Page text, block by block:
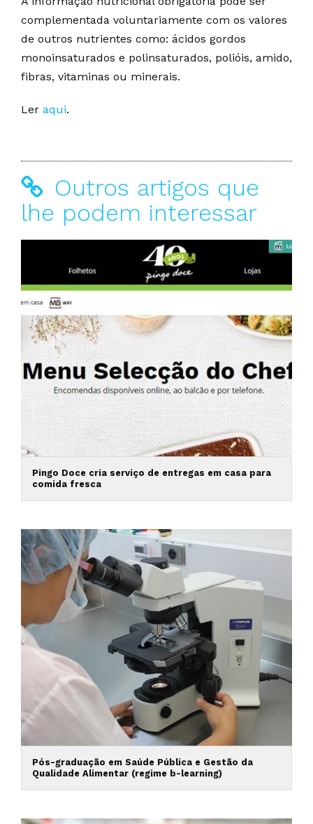
complementada voluntariamente com os valores
de outros nutrientes como: ácidos gordos
monoinsaturados e polinsaturados, polióis, amido,
fibras, vitaminas ou minerais.
Ler aqui.
Outros artigos que
lhe podem interessar
Pingo Doce cria serviço de entregas em casa para
comida fresca
Pós-graduação em Saúde Pública e Gestão da
Qualidade Alimentar (regime b-learning)